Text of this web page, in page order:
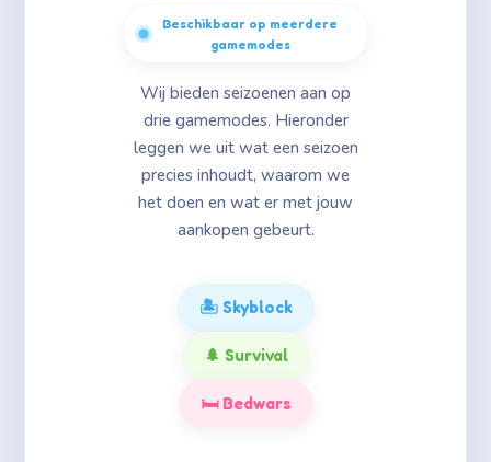
Beschikbaar op meerdere
gamemodes
Wij bieden seizoenen aan op
drie gamemodes. Hieronder
leggen we uit wat een seizoen
precies inhoudt, waarom we
het doen en wat er met jouw
aankopen gebeurt.
🏝️ Skyblock
🌲 Survival
🛏️ Bedwars